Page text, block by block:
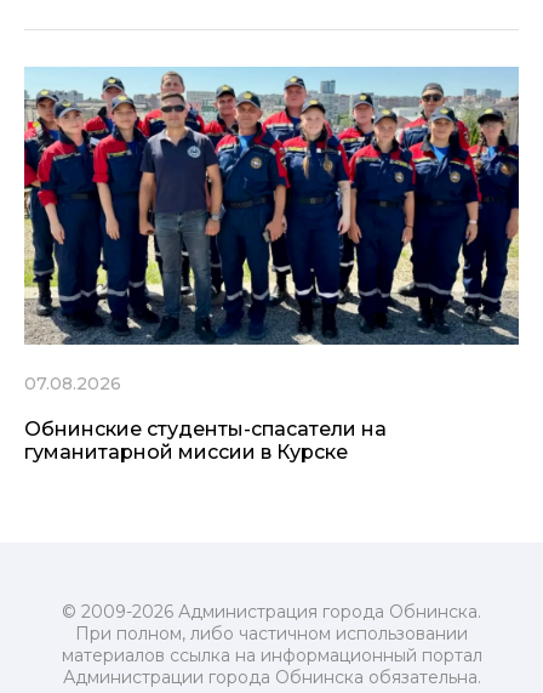
07.08.2026
Обнинские студенты-спасатели на
гуманитарной миссии в Курске
© 2009-2026 Администрация города Обнинска.
При полном, либо частичном использовании
материалов ссылка на информационный портал
Администрации города Обнинска обязательна.